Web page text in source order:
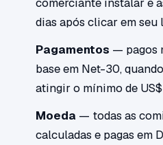
dias após clicar em seu
Pagamentos — pagos
base em Net-30,
atingir o mínimo de
Moeda — todas as
calculadas e pagas em